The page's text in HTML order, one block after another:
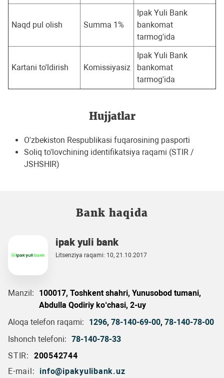
Naqd pul olish Summa 1%
Ipak Yuli Bank
bankomat
tarmog'ida
Kartani to'ldirish Komissiyasiz
Ipak Yuli Bank
bankomat
tarmog'ida
Hujjatlar
O'zbekiston Respublikasi fuqarosining pasporti
Soliq to'lovchining identifikatsiya raqami (STIR /
JSHSHIR)
Bank haqida
ipak yuli bank
Litsenziya raqami: 10, 21.10.2017
Manzil:
100017, Toshkent shahri, Yunusobod tumani,
Abdulla Qodiriy ko‘chasi, 2-uy
Aloqa telefon raqami:
1296, 78-140-69-00, 78-140-78-00
Ishonch telefoni: 78-140-78-33
STIR:
200542744
E-mail:
info@ipakyulibank.uz